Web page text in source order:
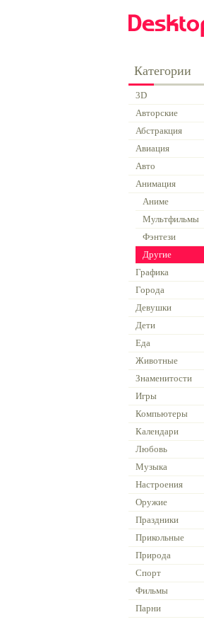
Категории
3D
Авторские
Абстракция
Авиация
Авто
Анимация
Аниме
Мультфильмы
Фэнтези
Другие
Графика
Города
Девушки
Дети
Еда
Животные
Знаменитости
Игры
Компьютеры
Календари
Любовь
Музыка
Настроения
Оружие
Праздники
Прикольные
Природа
Спорт
Фильмы
Парни